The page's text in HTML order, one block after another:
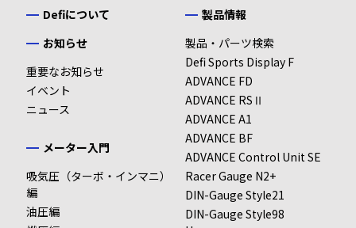
Defiについて
お知らせ
重要なお知らせ
イベント
ニュース
メーター入門
吸気圧（ターボ・インマニ）
編
油圧編
製品情報
製品・パーツ検索
Defi Sports Display F
ADVANCE FD
ADVANCE RSⅡ
ADVANCE A1
ADVANCE BF
ADVANCE Control Unit SE
Racer Gauge N2+
DIN-Gauge Style21
DIN-Gauge Style98